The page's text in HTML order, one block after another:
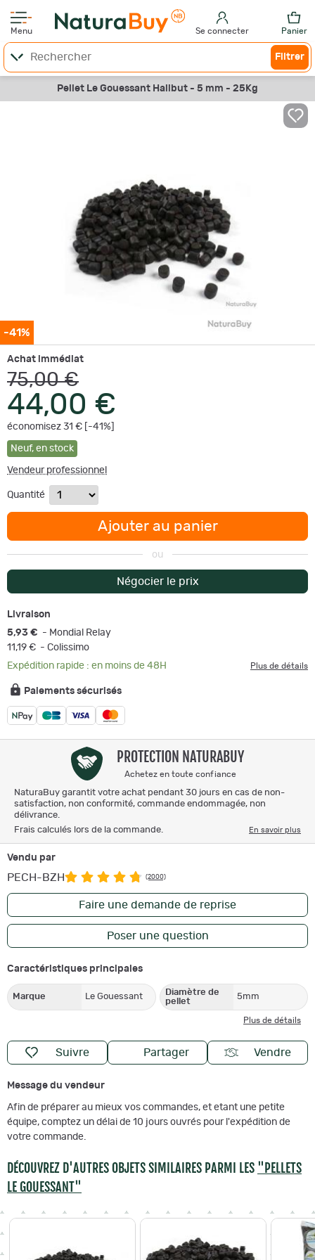
Menu Se connecter Panier
Filtrer
Pellet Le Gouessant Halibut - 5 mm - 25Kg
-41%
Achat immédiat
75,00 €
44,00 €
économisez 31 € [-41%]
Neuf, en stock
Vendeur professionnel
Quantité
Ajouter au panier
ou
Négocier le prix
Livraison
5,93 € - Mondial Relay
11,19 € - Colissimo
Expédition rapide : en moins de 48H
Plus de détails
Paiements sécurisés
PROTECTION NATURABUY
Achetez en toute confiance
NaturaBuy garantit votre achat pendant 30 jours en cas de non-
satisfaction, non conformité, commande endommagée, non
délivrance.
Frais calculés lors de la commande.
En savoir plus
Vendu par
PECH-BZH (2000)
Faire une demande de reprise
Poser une question
Caractéristiques principales
Marque Le Gouessant
Diamètre de
pellet
5mm
Plus de détails
Suivre Partager Vendre
Message du vendeur
Afin de préparer au mieux vos commandes, et etant une petite
équipe, comptez un délai de 10 jours ouvrés pour l'expédition de
votre commande.
DÉCOUVREZ D'AUTRES OBJETS SIMILAIRES PARMI LES "PELLETS
LE GOUESSANT"